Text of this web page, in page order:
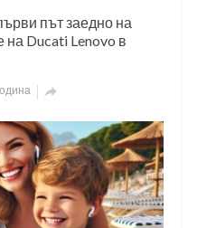
път заедно на
Ducati Lenovo в
